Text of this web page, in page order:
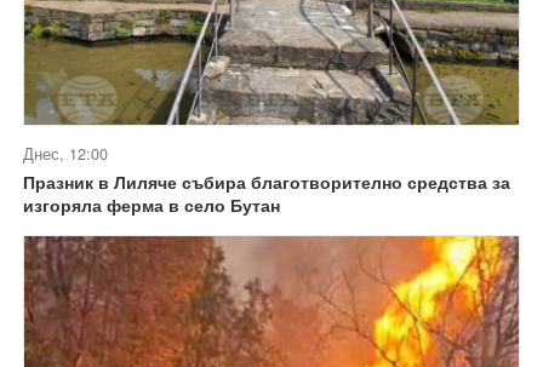
Днес, 12:00
Празник в Лиляче събира благотворително средства за
изгоряла ферма в село Бутан